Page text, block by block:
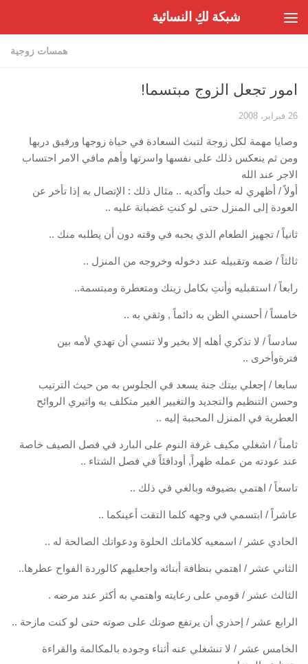
شبكة لكِ النسائية
همسات زوجية
امور تجعل الزوج مبتسما!
26 فبراير، 2008
وصايا مهمة لكل زوجة لتبث السعادة في حياة زوجها ورفيق دربها
ومن ثم ينعكس ذلك على نفسها واسرتها وأهم مافي الامر احتساب
الاجر عند الله
أولاً / أظهري له حبك وأكديه .. مثال ذلك : الإتصال به إذا تأخر عن
العودة إلى المنزل حتى لو كنتِ غضبانة عليه ..
ثانياً / تجهيز الطعام الذي يحبه في وقته دون أن يطلبه منك ..
ثالثاً / ضمه وتقبيله عند دخوله وخروجه من المنزل ..
رابعاً / استقبليه وأنتِ بكامل زينك ومتعطرة ومبتسمة..
خامساً / أحسني الظن به دائماً , وثقي به ..
سادساً / لا تذكري أهله إلا بخير ولا تنسي أن تهدي لأمه بين
فترةوأخرى ..
سابعا / إجعلي بيتك جنة يسعد في الجلوس به من حيث الترتيب
وحسن التنظيم والتجديد والتغيير الغير متكلف به واثيري الروائح
العطرية في المنزل المحببة إليه ..
ثامناً / اشغلي مكيف غرفة النوم على البارد في فصل الصيف خاصة
عند عودته من عمله ظهراً, أودافئاً في فصل الشتاء ..
تاسعاً / اهتمي بضيوفه وبالغي في ذلك ..
عاشراً / ابتسمي في وجهه كلما التقت أعينكما ..
الحادي عشر / اسمعيه كلاماتك الحلوة ودعواتك الصالحة له ..
الثاني عشر / اهتمي بنظافة أبنائه واجعليهم كالوردة الفواح عطرها..
الثالث عشر / قومي على رعايته واهتمي به أكثر عند مرضه .
الرابع عشر / إحذري أن يرتفع صوتك على صوته حتى لو كنت مازحة ..
الخامس عشر / لا تنشغلي عنه أثناء وجوده بالمكالمة والقراءة